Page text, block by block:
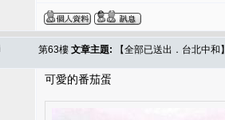
第63樓 文章主題: 【全部已送出．台北中
可愛的番茄蛋